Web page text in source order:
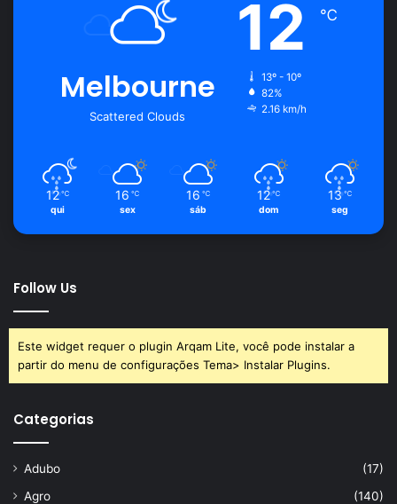
Melbourne
Scattered Clouds
12 ℃
13º - 10º
82%
2.16 km/h
12 ℃
qui
16 ℃
sex
16 ℃
sáb
12 ℃
dom
13 ℃
seg
Follow Us
Este widget requer o plugin Arqam Lite, você pode instalar a
partir do menu de configurações Tema> Instalar Plugins.
Categorias
Adubo
(17)
Agro
(140)